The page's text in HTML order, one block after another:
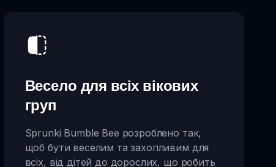
Весело для всіх вікових
груп
Sprunki Bumble Bee розроблено так,
щоб бути веселим та захопливим для
всіх, від дітей до дорослих, що робить